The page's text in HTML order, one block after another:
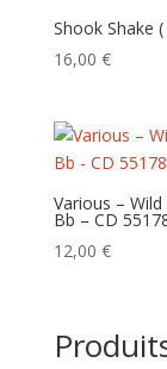
Shook Shake
16,00 €
Various –
Bb – CD
12,00 €